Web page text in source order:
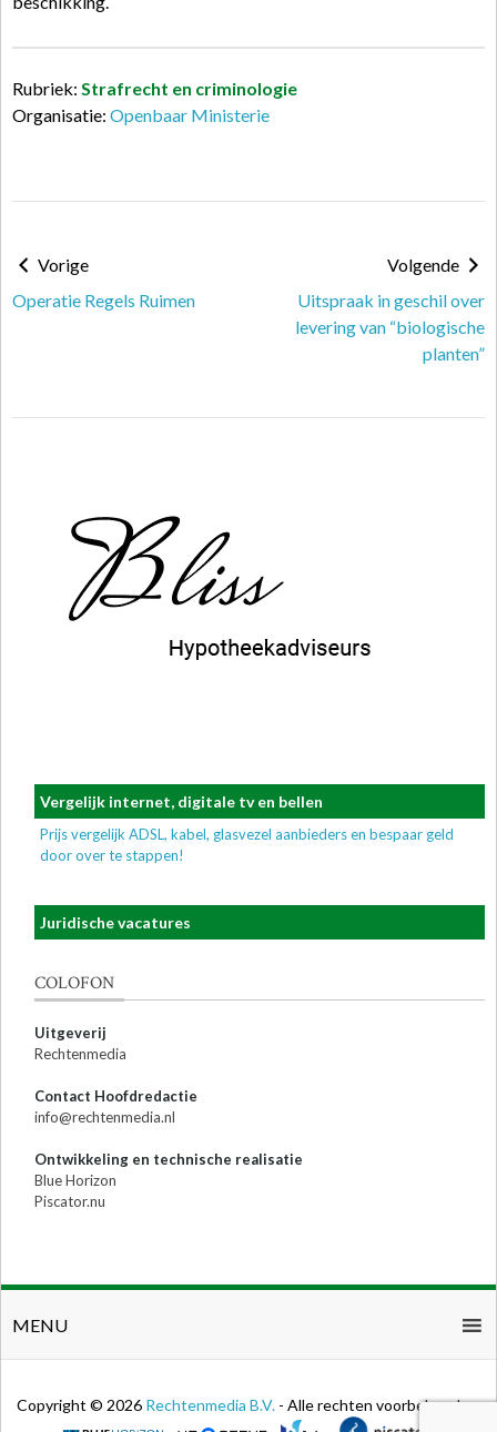
Rubriek: Strafrecht en criminologie
Organisatie: Openbaar Ministerie
Vorige
Operatie Regels Ruimen
Volgende
Uitspraak in geschil over
levering van “biologische
planten”
Vergelijk internet, digitale tv en bellen
Prijs vergelijk ADSL, kabel, glasvezel aanbieders en bespaar geld
door over te stappen!
Juridische vacatures
COLOFON
Uitgeverij
Rechtenmedia
Contact Hoofdredactie
info@rechtenmedia.nl
Ontwikkeling en technische realisatie
Blue Horizon
Piscator.nu
MENU
Copyright © 2026 Rechtenmedia B.V. - Alle rechten voorbehouden.